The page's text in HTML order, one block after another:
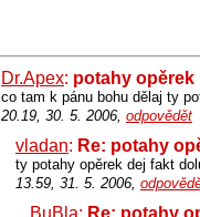
Dr.Apex: potahy opěrek
co tam k pánu bohu dělaj ty
20.19, 30. 5. 2006, odpovědět
vladan: Re: potahy
ty potahy opěrek dej fakt
13.59, 31. 5. 2006,
BuBla: Re: potahy